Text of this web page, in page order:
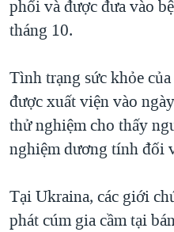
SỨC KHOẺ
VĂN HOÁ
GIÁO DỤC
TRỊNH VĨNH BÌNH -
CHI PHÍ CHIẾN TRANH
CÁC GIÁ TRỊ CỘNG HÒA
THƯỢNG ĐỈNH TRUMP-
TRỊNH VĨNH BÌNH VS.
NGƯ DÂN VIỆT VÀ LÀN
BÊN KIA QUỐC LỘ:
Ngôn ngữ khác
phổi và được đưa vào
tháng 10.
Tình trạng sức khỏe
được xuất viện vào
thử nghiệm cho thấy
nghiệm dương tính đối
Tại Ukraina, các giới
phát cúm gia cầm tại